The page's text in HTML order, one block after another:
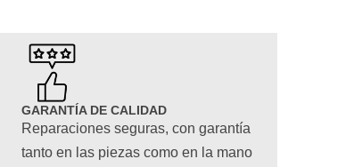
GARANTÍA DE CALIDAD
Reparaciones seguras, con garantía
tanto en las piezas como en la mano